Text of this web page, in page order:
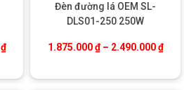
₫Khoảng giá: từ 1.425.000 ₫ đến
Đèn đường lá OEM SL-
DLS01-250 250W
1.875.000₫ – 2.490.000₫